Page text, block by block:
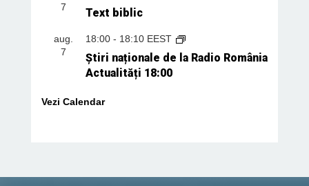
7
Text biblic
aug.
7
18:00- 18:10 EEST
Știri naționale de la Radio România
Actualități 18:00
Vezi Calendar